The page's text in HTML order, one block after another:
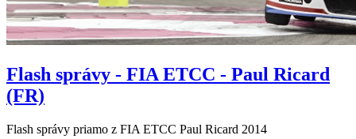
Flash správy - FIA ETCC - Paul Ricard
(FR)
Flash správy priamo z FIA ETCC Paul Ricard 2014